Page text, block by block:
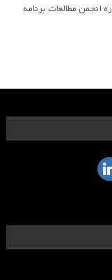
مطالعات برنامه